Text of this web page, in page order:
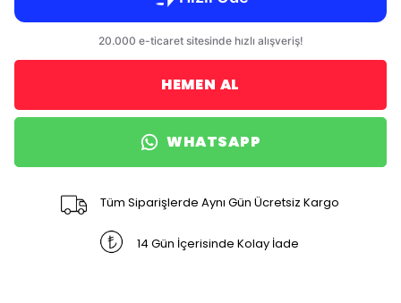
HEMEN AL
WHATSAPP
Tüm Siparişlerde Aynı Gün Ücretsiz Kargo
14 Gün İçerisinde Kolay İade